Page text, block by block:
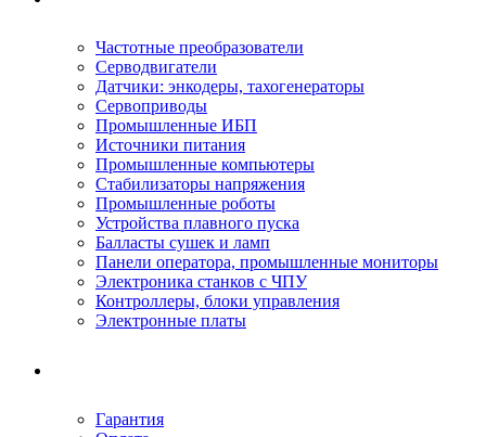
Частотные преобразователи
Серводвигатели
Датчики: энкодеры, тахогенераторы
Сервоприводы
Промышленные ИБП
Источники питания
Промышленные компьютеры
Стабилизаторы напряжения
Промышленные роботы
Устройства плавного пуска
Балласты сушек и ламп
Панели оператора, промышленные мониторы
Электроника станков с ЧПУ
Контроллеры, блоки управления
Электронные платы
Гарантия